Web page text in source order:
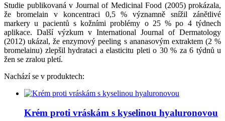
Studie publikovaná v Journal of Medicinal Food (2005) prokázala,
že bromelain v koncentraci 0,5 % významně snížil zánětlivé
markery u pacientů s kožními problémy o 25 % po 4 týdnech
aplikace. Další výzkum v International Journal of Dermatology
(2012) ukázal, že enzymový peeling s ananasovým extraktem (2 %
bromelainu) zlepšil hydrataci a elasticitu pleti o 30 % za 6 týdnů u
žen se zralou pletí.
Nachází se v produktech:
Krém proti vráskám s kyselinou hyaluronovou